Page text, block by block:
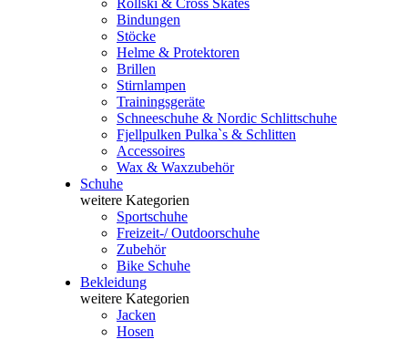
Rollski & Cross Skates
Bindungen
Stöcke
Helme & Protektoren
Brillen
Stirnlampen
Trainingsgeräte
Schneeschuhe & Nordic Schlittschuhe
Fjellpulken Pulka`s & Schlitten
Accessoires
Wax & Waxzubehör
Schuhe
weitere Kategorien
Sportschuhe
Freizeit-/ Outdoorschuhe
Zubehör
Bike Schuhe
Bekleidung
weitere Kategorien
Jacken
Hosen